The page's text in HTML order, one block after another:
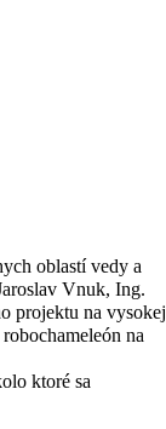
oblastí vedy a
Vnuk, Ing.
projektu na vysokej
na
ktoré sa